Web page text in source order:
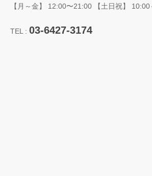
【月～金】 12:00〜21:00 【土日祝】
TEL : 03-6427-3174